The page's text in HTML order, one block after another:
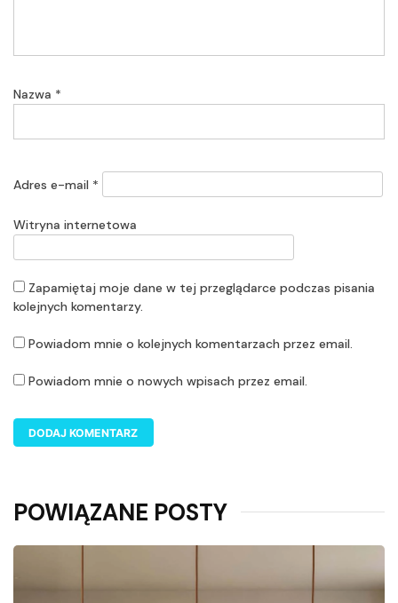
Nazwa *
Adres e-mail *
Witryna internetowa
Zapamiętaj moje dane w tej przeglądarce podczas pisania
kolejnych komentarzy.
Powiadom mnie o kolejnych komentarzach przez email.
Powiadom mnie o nowych wpisach przez email.
POWIĄZANE POSTY